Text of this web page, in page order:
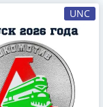
UNC